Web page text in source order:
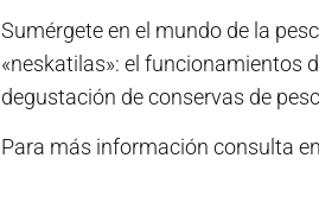
Sumérgete en el mundo de la
«neskatilas»: el funcionamientos
degustación de conservas de
Para más información consulta